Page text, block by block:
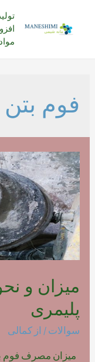
فوم
میزان و
پلیمری
سوالات / از کمالی
میزان مصرف فوم